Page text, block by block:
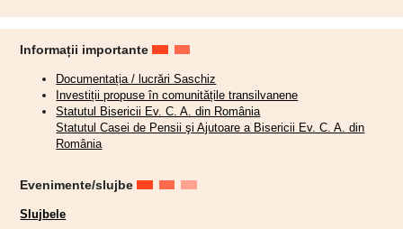
Informații importante
Documentația / lucrări Saschiz
Investiții propuse în comunitățile transilvanene
Statutul Bisericii Ev. C. A. din România
Statutul Casei de Pensii şi Ajutoare a Bisericii Ev. C. A. din
România
Evenimente/slujbe
Slujbele